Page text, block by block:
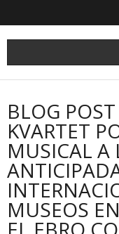
BLOG
KVARTET
MUSICAL A
MUSEOS